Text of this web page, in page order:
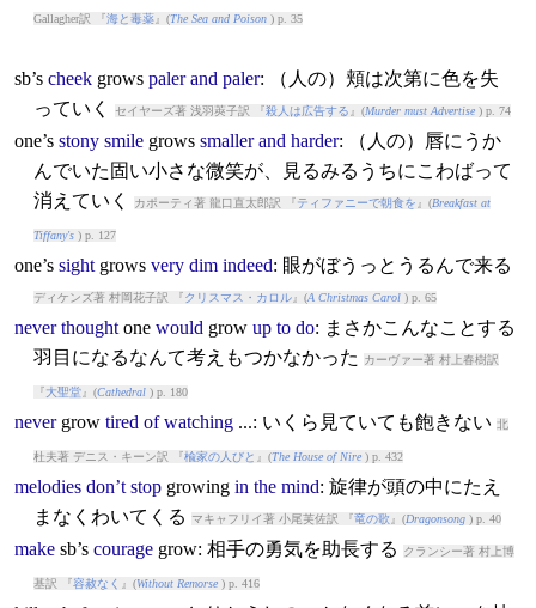
Gallagher訳 『海と毒薬』(The Sea and Poison) p. 35
sb’s cheek grows paler and paler: （人の）頬は次第に色を失
っていく
セイヤーズ著 浅羽莢子訳 『殺人は広告する 』(Murder must Advertise) p. 74
one’s stony smile grows smaller and harder: （人の）唇にうか
んでいた固い小さな微笑が、見るみるうちにこわばって
消えていく
カポーティ著 龍口直太郎訳 『 ティファニーで朝食を 』(Breakfast at
Tiffany's) p. 127
one’s sight grows very dim indeed: 眼がぼうっとうるんで来る
ディケンズ著 村岡花子訳 『 クリスマス・カロル』(A Christmas Carol) p. 65
never thoughtone would grow up to do: まさかこんなことする
羽目になるなんて考えもつかなかった
カーヴァー著 村上春樹訳
『 大聖堂』(Cathedral) p. 180
never grow tired of watching...: いくら見ていても飽きない 北
杜夫著 デニス・キーン訳 『楡家の人びと 』(The House of Nire) p. 432
melodies don’t stop growing in the mind: 旋律が頭の中にたえ
まなくわいてくる
マキャフリイ著 小尾芙佐訳 『竜の歌 』(Dragonsong) p. 40
makesb’s courage grow: 相手の勇気を助長する クランシー著 村上博
基訳 『容赦なく 』(Without Remorse) p. 416